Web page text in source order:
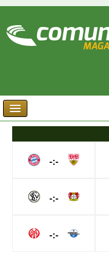
-:-
-:-
-:-